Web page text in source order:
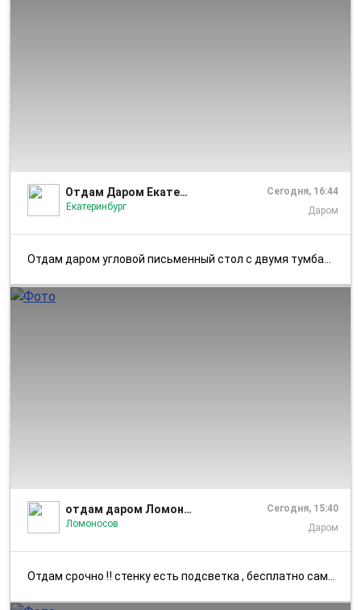
Отдам Даром Екатеринбург
Екатеринбург
Сегодня, 16:44
Даром
Отдам даром угловой письменный стол с двумя тумбами и шкаф. Длина стол...
отдам даром Ломоносов,Петергоф,Стрельна,Б.Ижора,
Ломоносов
Сегодня, 15:40
Даром
Отдам срочно ‼️ стенку есть подсветка , бесплатно самовызов Отдам стен...